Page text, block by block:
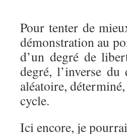
Pour tenter de
démonstration au
d’un degré de
degré, l’inverse
aléatoire,
cycle.
Ici encore, je